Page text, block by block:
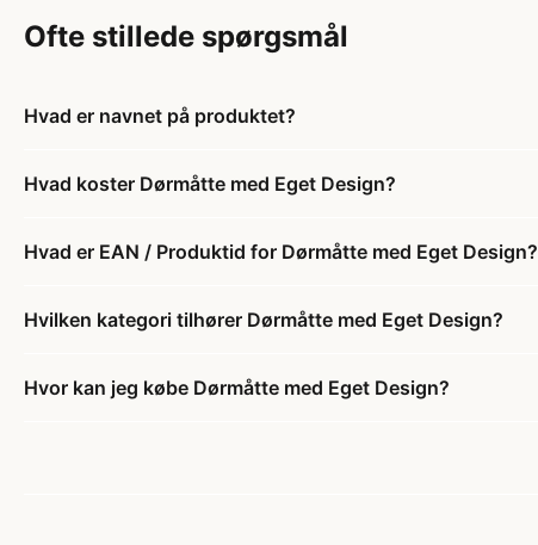
Ofte stillede spørgsmål
Hvad er navnet på produktet?
Hvad koster Dørmåtte med Eget Design?
Hvad er EAN / Produktid for Dørmåtte med Eget Design?
Hvilken kategori tilhører Dørmåtte med Eget Design?
Hvor kan jeg købe Dørmåtte med Eget Design?